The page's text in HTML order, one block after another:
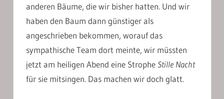
anderen Bäume, die wir bisher hatten. Und wir
haben den Baum dann günstiger als
angeschrieben bekommen, worauf das
sympathische Team dort meinte, wir müssten
jetzt am heiligen Abend eine StropheStille Nacht
für sie mitsingen. Das machen wir doch glatt.